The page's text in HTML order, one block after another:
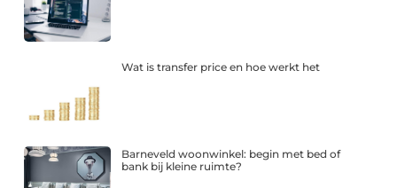
Wat is transfer price en hoe werkt het
Barneveld woonwinkel: begin met bed of
bank bij kleine ruimte?